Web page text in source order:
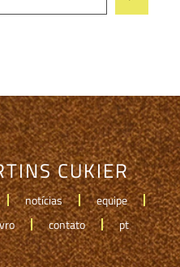
CUKIER
notícias
equipe
contato pt